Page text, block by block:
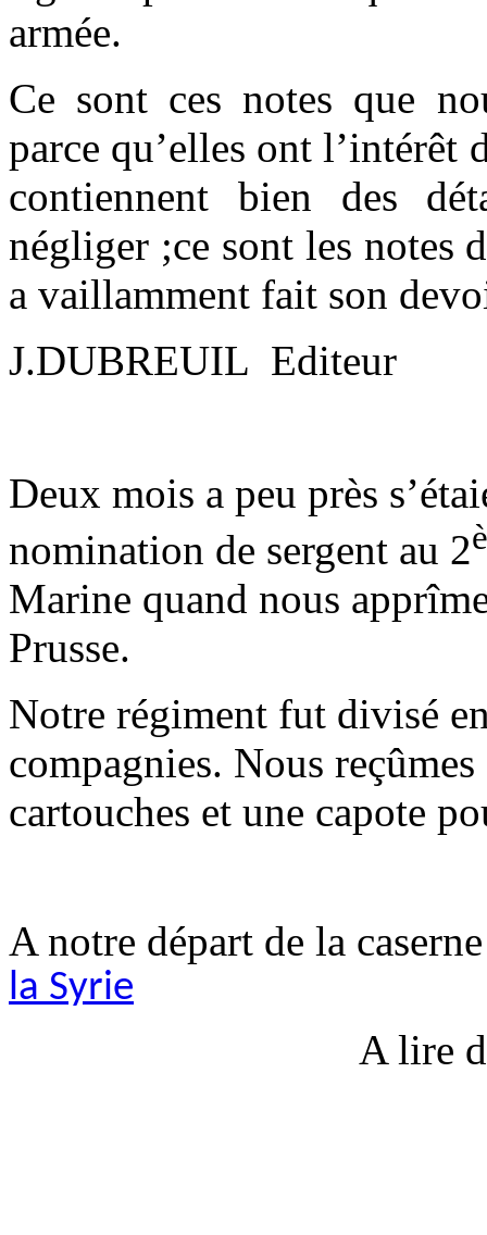
armée.
Ce sont ces notes que
parce qu’elles ont l’intérêt
contiennent bien des
négliger ;ce sont les notes
a vaillamment fait son
J.DUBREUIL Editeur
Deux mois a peu près
nomination de sergent au 2
Marine quand nous
Prusse.
Notre régiment fut divisé
compagnies. Nous
cartouches et une capote
A notre départ de la
la Syrie
A lire